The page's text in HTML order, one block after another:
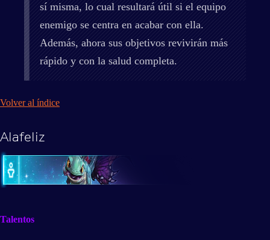
sí misma, lo cual resultará útil si el equipo
enemigo se centra en acabar con ella.
Además, ahora sus objetivos revivirán más
rápido y con la salud completa.
Volver al índice
Alafeliz
Talentos